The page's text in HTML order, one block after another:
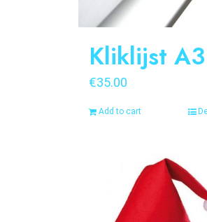
Kliklijst A3
€35.00
Add to cart